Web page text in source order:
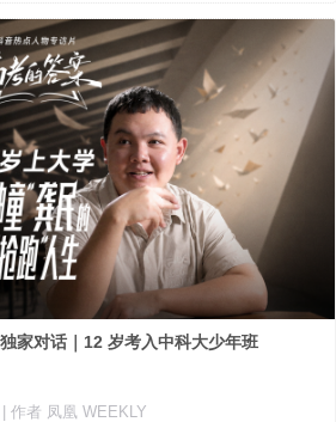
家对话｜12 岁考入中科大少年班
| 作者 凤凰 WEEKLY